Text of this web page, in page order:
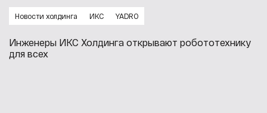
Новости холдинга ИКС YADRO
Инженеры ИКС Холдинга открывают робототехнику
для всех